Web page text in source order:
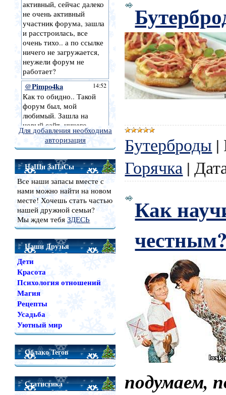
Для добавления необходима
авторизация
НаШи ЗаПаСы
Все наши запасы вместе с
нами можно найти на новом
месте! Хочешь стать частью
нашей дружной семьи?
Мы ждем тебяЗДЕСЬ
Наши Друзья
Дети
Красота
Психология отношений
Магия
Рецепты
Усадьба
Уютный мир
Облако Тегов
Статистика
Бутерброды |
Горячка |
Как
подумаем,